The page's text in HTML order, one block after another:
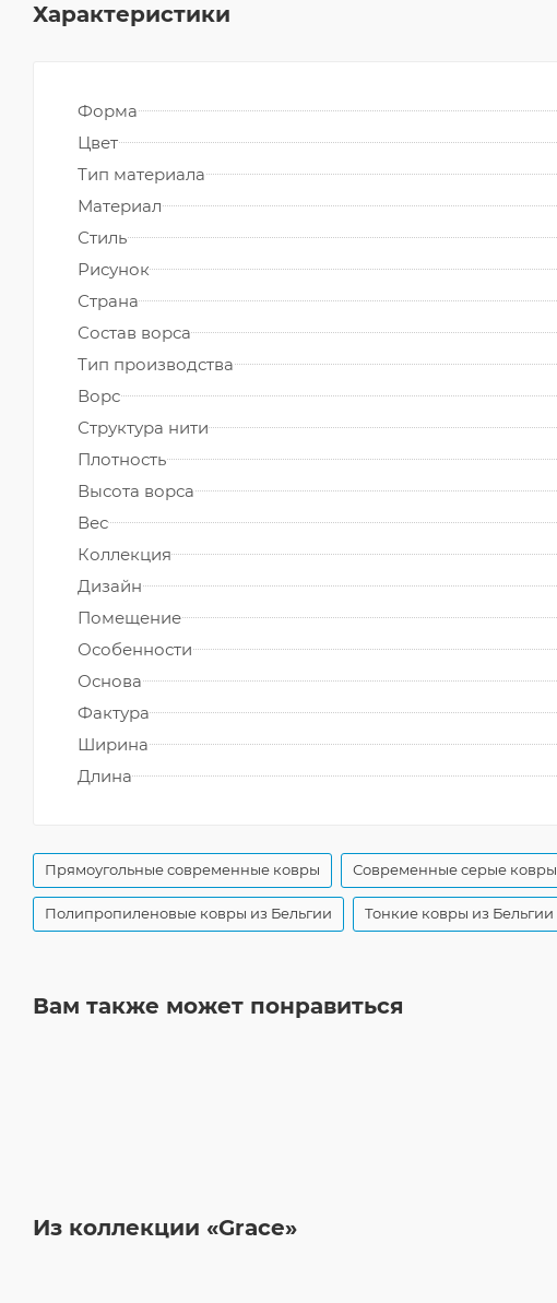
Характеристики
Форма
Цвет
Тип материала
Материал
Стиль
Рисунок
Страна
Состав ворса
Тип производства
Ворс
Структура нити
Плотность
Высота ворса
Вес
Коллекция
Дизайн
Помещение
Особенности
Основа
Фактура
Ширина
Длина
Прямоугольные современные ковры Современные серые ковры
Полипропиленовые ковры из Бельгии Тонкие ковры из Бельгии
Вам также может понравиться
Из коллекции «Grace»